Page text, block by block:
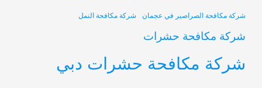
شركة مكافحة الصراصير في عجمان شركة مكافحة النمل
شركة مكافحة حشرات
شركة مكافحة حشرات دبي